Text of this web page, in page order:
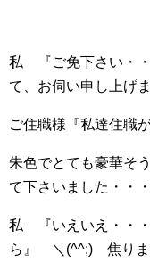
私 『ご免下さい・
て、お伺い申し上げま
ご住職様『私達住職
朱色でとても豪華そ
て下さいました・・・
私 『いえいえ・・
ら』 ＼(^^;)ゞ焦りま